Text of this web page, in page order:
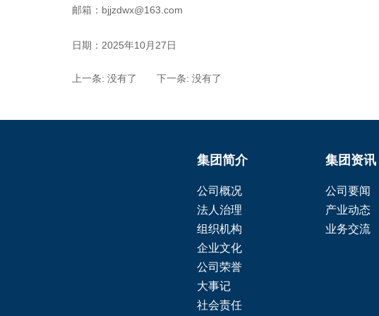
邮箱： bjjzdwx@163.com
日期： 2025年10月27日
上一条: 没有了 下一条: 没有了
集团简介
公司概况
法人治理
组织机构
企业文化
公司荣誉
大事记
社会责任
集团资讯
公司要闻
产业动态
业务交流